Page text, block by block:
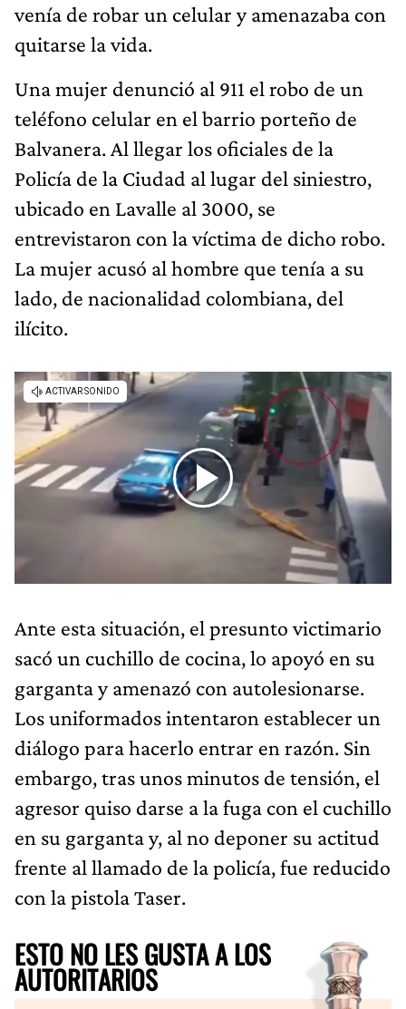
venía de robar un celular y amenazaba con
quitarse la vida.
Una mujer denunció al 911 el robo de un
teléfono celular en el barrio porteño de
Balvanera. Al llegar los oficiales de la
Policía de la Ciudad al lugar del siniestro,
ubicado en Lavalle al 3000, se
entrevistaron con la víctima de dicho robo.
La mujer acusó al hombre que tenía a su
lado, de nacionalidad colombiana, del
ilícito.
Ante esta situación, el presunto victimario
sacó un cuchillo de cocina, lo apoyó en su
garganta y amenazó con autolesionarse.
Los uniformados intentaron establecer un
diálogo para hacerlo entrar en razón. Sin
embargo, tras unos minutos de tensión, el
agresor quiso darse a la fuga con el cuchillo
en su garganta y, al no deponer su actitud
frente al llamado de la policía, fue reducido
con la pistola Taser.
ESTO NO LES GUSTA A LOS
AUTORITARIOS